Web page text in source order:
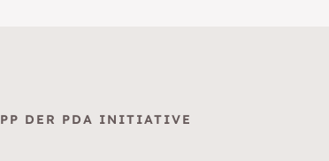
DER PDA INITIATIVE